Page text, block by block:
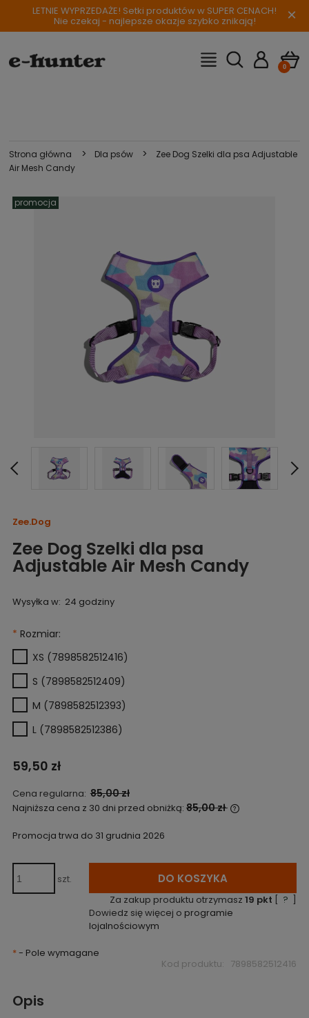
LETNIE WYPRZEDAŻE! Setki produktów w SUPER CENACH!
Nie czekaj - najlepsze okazje szybko znikają! ×
Strona główna > Dla psów >
Zee Dog Szelki dla psa Adjustable
Air Mesh Candy
promocja
Zee.Dog
Zee Dog Szelki dla psa
Adjustable Air Mesh Candy
Wysyłka w: 24 godziny
* Rozmiar:
XS (7898582512416)
S (7898582512409)
M (7898582512393)
L (7898582512386)
59,50 zł
Cena regularna: 85,00 zł
Najniższa cena z 30 dni przed obniżką: 85,00 zł
pojawił się w
Promocja trwa do 31 grudnia 2026
szt. DO KOSZYKA
Za zakup produktu otrzymasz19 pkt [ ? ]
Dowiedz się więcej o programie
lojalnościowym
*- Pole wymagane
Kod produktu: 7898582512416
Opis